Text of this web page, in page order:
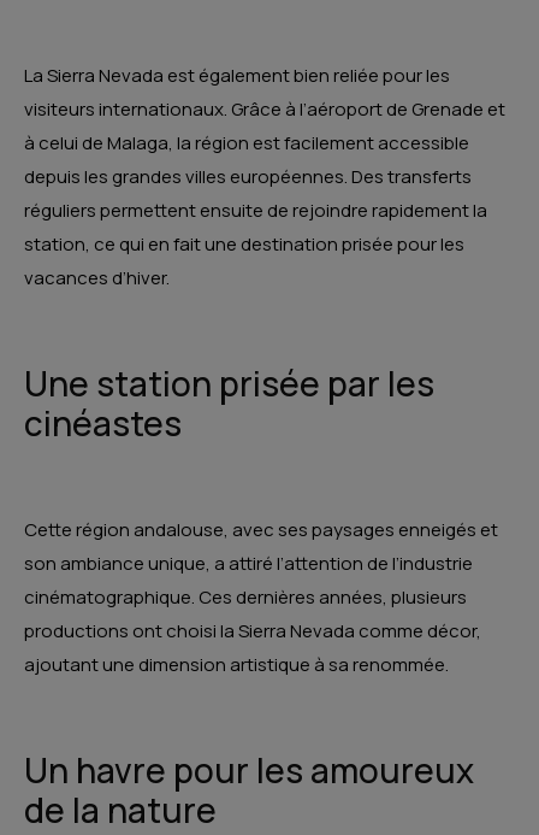
La Sierra Nevada est également bien reliée pour les
visiteurs internationaux. Grâce à l’aéroport de Grenade et
à celui de Malaga, la région est facilement accessible
depuis les grandes villes européennes. Des transferts
réguliers permettent ensuite de rejoindre rapidement la
station, ce qui en fait une destination prisée pour les
vacances d’hiver.
Une station prisée par les
cinéastes
Cette région andalouse, avec ses paysages enneigés et
son ambiance unique, a attiré l’attention de l’industrie
cinématographique. Ces dernières années, plusieurs
productions ont choisi la Sierra Nevada comme décor,
ajoutant une dimension artistique à sa renommée.
Un havre pour les amoureux
de la nature